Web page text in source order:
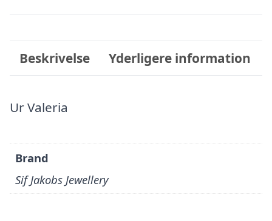
Beskrivelse Yderligere information
Ur Valeria
Brand
Sif Jakobs Jewellery